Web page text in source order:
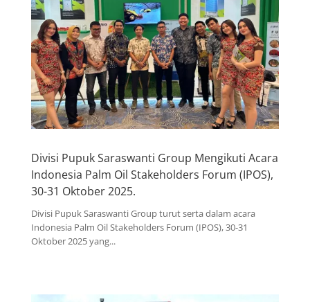
Divisi Pupuk Saraswanti Group Mengikuti Acara
Indonesia Palm Oil Stakeholders Forum (IPOS),
30-31 Oktober 2025.
Divisi Pupuk Saraswanti Group turut serta dalam acara
Indonesia Palm Oil Stakeholders Forum (IPOS), 30-31
Oktober 2025 yang...